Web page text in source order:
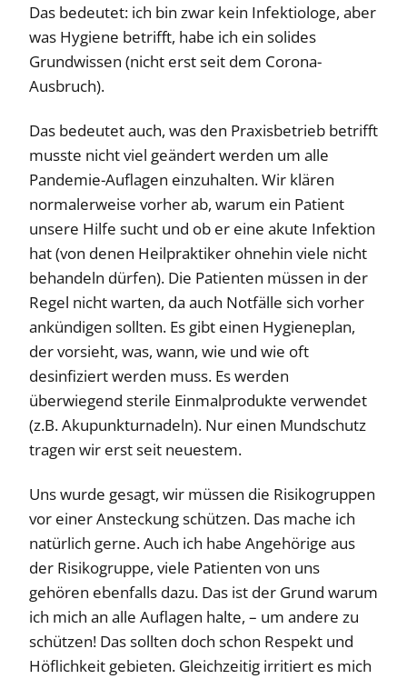
Das bedeutet: ich bin zwar kein Infektiologe, aber
was Hygiene betrifft, habe ich ein solides
Grundwissen (nicht erst seit dem Corona-
Ausbruch).
Das bedeutet auch, was den Praxisbetrieb betrifft
musste nicht viel geändert werden um alle
Pandemie-Auflagen einzuhalten. Wir klären
normalerweise vorher ab, warum ein Patient
unsere Hilfe sucht und ob er eine akute Infektion
hat (von denen Heilpraktiker ohnehin viele nicht
behandeln dürfen). Die Patienten müssen in der
Regel nicht warten, da auch Notfälle sich vorher
ankündigen sollten. Es gibt einen Hygieneplan,
der vorsieht, was, wann, wie und wie oft
desinfiziert werden muss. Es werden
überwiegend sterile Einmalprodukte verwendet
(z.B. Akupunkturnadeln). Nur einen Mundschutz
tragen wir erst seit neuestem.
Uns wurde gesagt, wir müssen die Risikogruppen
vor einer Ansteckung schützen. Das mache ich
natürlich gerne. Auch ich habe Angehörige aus
der Risikogruppe, viele Patienten von uns
gehören ebenfalls dazu. Das ist der Grund warum
ich mich an alle Auflagen halte, – um andere zu
schützen! Das sollten doch schon Respekt und
Höflichkeit gebieten. Gleichzeitig irritiert es mich